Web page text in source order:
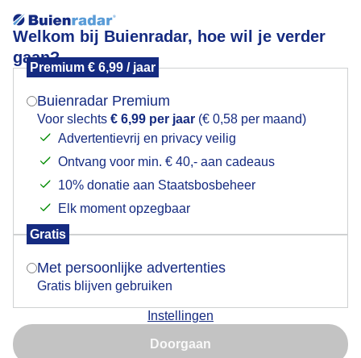
Welkom bij Buienradar, hoe wil je verder
gaan?
Premium € 6,99 / jaar
Buienradar Premium
Voor slechts € 6,99 per jaar (€ 0,58 per maand)
Advertentievrij en privacy veilig
Ontvang voor min. € 40,- aan cadeaus
10% donatie aan Staatsbosbeheer
Elk moment opzegbaar
Gratis
Met persoonlijke advertenties
Gratis blijven gebruiken
Instellingen
Doorgaan
Ochtend gloren
Door: Evert Ats Veerman Gemaakt: 12-11-2025, 53x bekeken
Mogen we je locatie gebruiken voor het
Indien je hier nog geen akkoord op hebt gegeven,
verschijnt er zo een pop-up uit je browser waarin
Is goed, toon de popup
Nu niet, misschien later